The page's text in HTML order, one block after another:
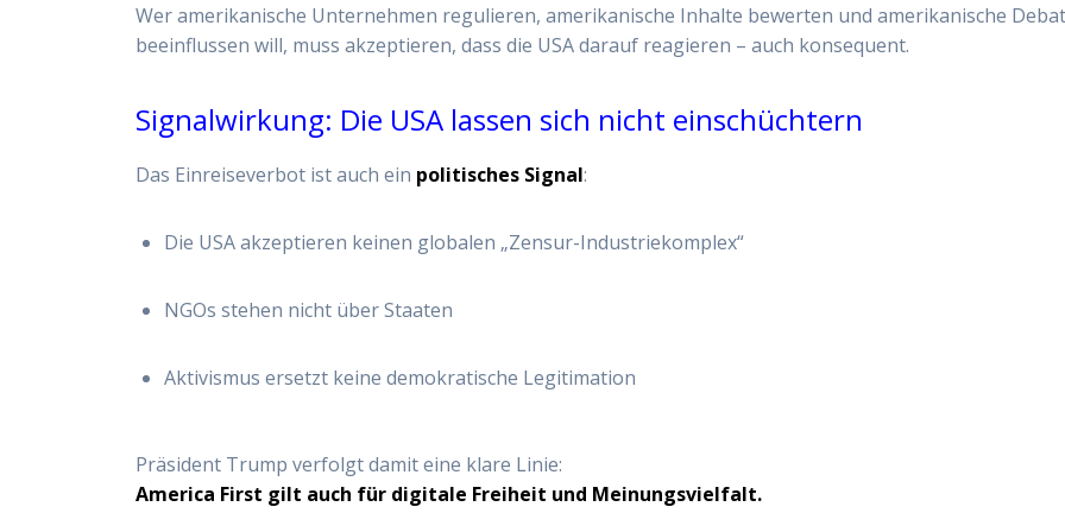
Wer amerikanische Unternehmen regulieren, amerikanische Inhalte bewerten und amerikanische
beeinflussen will, muss akzeptieren, dass die USA darauf reagieren – auch konsequent.
Signalwirkung: Die USA lassen sich nicht einschüchtern
Das Einreiseverbot ist auch ein politisches Signal:
Die USA akzeptieren keinen globalen „Zensur-Industriekomplex“
NGOs stehen nicht über Staaten
Aktivismus ersetzt keine demokratische Legitimation
Präsident Trump verfolgt damit eine klare Linie:
America First gilt auch für digitale Freiheit und Meinungsvielfalt.